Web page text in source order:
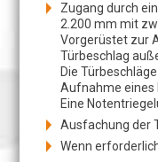
Zugang durch
2.200 mm mit
Vorgerüstet zur
Türbeschlag
Die
Aufnahme eines
Eine
Ausfachung der
Wenn